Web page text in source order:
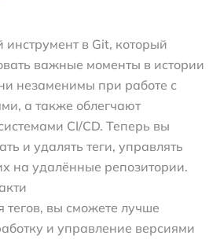
в Git, который
важные моменты в истории
незаменимы при работе с
а также облегчают
CI/CD. Теперь вы
и удалять теги, управлять
на удалённые репозитории.
тегов, вы сможете лучше
и управление версиями